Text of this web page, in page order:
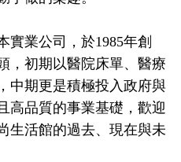
實業公司，於1985年創
，初期以醫院床單、醫療
中期更是積極投入政府與
高品質的事業基礎，歡迎
生活館的過去、現在與未